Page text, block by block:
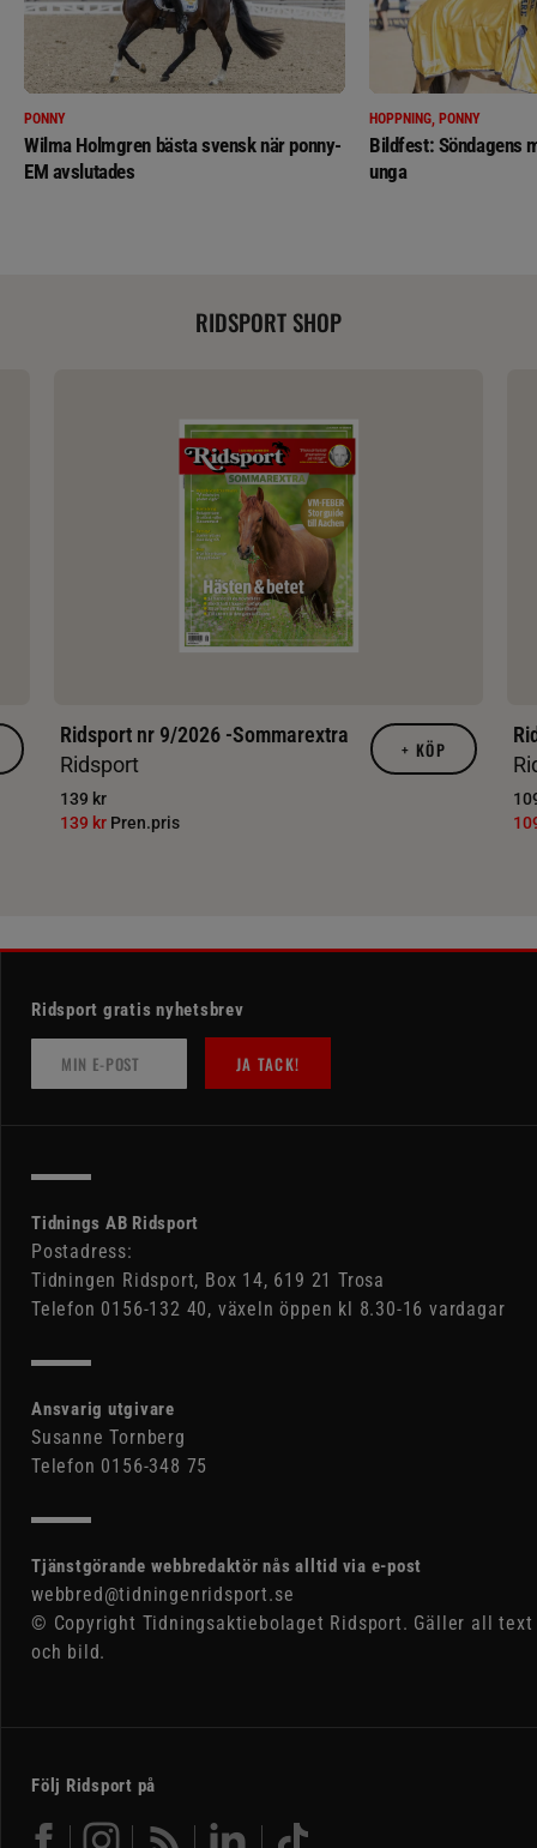
PONNY
Wilma Holmgren bästa svensk när ponny-
EM avslutades
HOPPNING, PONNY
Bildfest: Söndagens
unga
RIDSPORT SHOP
Ridsport nr 9/2026 -Sommarextra
Ridsport
139 kr
139 kr Pren.pris
+ KÖP
Ridsport gratis nyhetsbrev
JA TACK!
Tidnings AB Ridsport
Postadress:
Tidningen Ridsport, Box 14, 619 21 Trosa
Telefon 0156-132 40, växeln öppen kl 8.30-16 vardagar
Ansvarig utgivare
Susanne Tornberg
Telefon 0156-348 75
Tjänstgörande webbredaktör nås alltid via e-post
webbred@tidningenridsport.se
© Copyright Tidningsaktiebolaget Ridsport. Gäller all text
och bild.
Följ Ridsport på